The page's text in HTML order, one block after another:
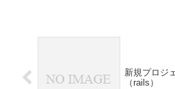
エーション先の情報まで更新され
新規プロジ
（rails）